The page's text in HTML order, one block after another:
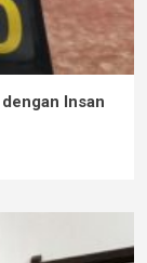
Insan